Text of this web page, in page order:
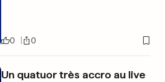
0 0
Un quatuor très accro au live